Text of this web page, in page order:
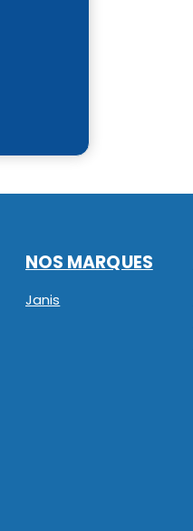
NOS MARQUES
Janis